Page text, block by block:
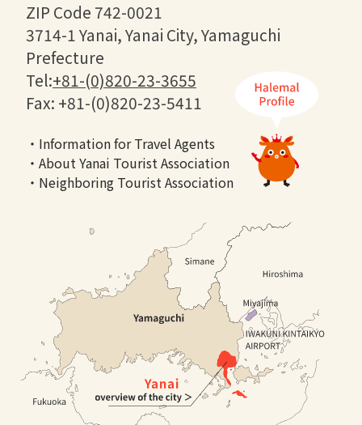
ZIP Code 742-0021
3714-1 Yanai, Yanai City, Yamaguchi
Prefecture
Tel:+81-(0)820-23-3655
Fax: +81-(0)820-23-5411
・Information for Travel Agents
・About Yanai Tourist Association
・Neighboring Tourist Association